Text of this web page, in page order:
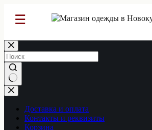
☰
Перейти
к
сути
Ничего
не
найденоДоставка и оплата
Контакты и реквизиты
Корзина